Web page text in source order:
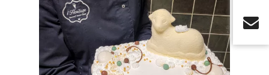
Cadeaubon